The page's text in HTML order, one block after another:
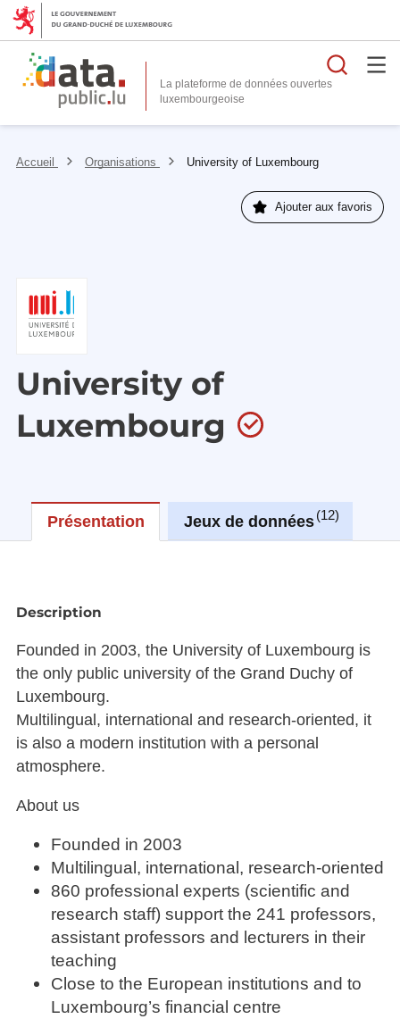
La plateforme de données ouvertes
Accueil Organisations University of Luxembourg
Ajouter aux favoris
University of
Luxembourg
Présentation Jeux de données 12
Description
Founded in 2003, the University of Luxembourg is
the only public university of the Grand Duchy of
Luxembourg.
Multilingual, international and research-oriented, it
is also a modern institution with a personal
atmosphere.
About us
Founded in 2003
Multilingual, international, research-oriented
860 professional experts (scientific and
research staff) support the 241 professors,
assistant professors and lecturers in their
teaching
Close to the European institutions and to
Luxembourg’s financial centre